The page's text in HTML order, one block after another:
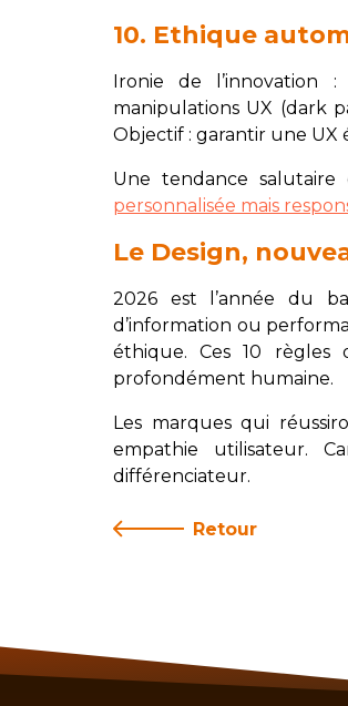
10. Ethique
Ironie de l’innovation
manipulations UX (dark
Objectif : garantir une UX
Une tendance
personnalisée mais
Le Design,
2026 est l’année du
d’information ou
éthique. Ces 10
profondément humaine.
Les marques qui
empathie utilisateur.
différenciateur.
Retour